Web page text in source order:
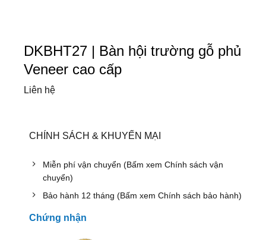
DKBHT27 | Bàn hội trường gỗ phủ
Veneer cao cấp
Liên hệ
CHÍNH SÁCH & KHUYẾN MẠI
Miễn phí vận chuyển (Bấm xem Chính sách vận
chuyển)
Bảo hành 12 tháng (Bấm xem Chính sách bảo hành)
Chứng nhận